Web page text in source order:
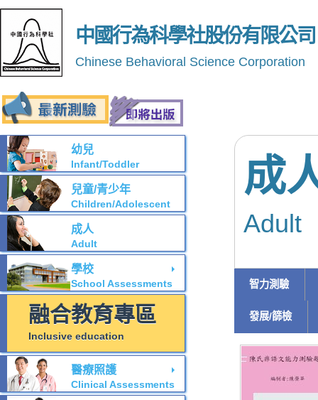
中國行為科學社股份有限公司
Chinese Behavioral Science Corporation
成
Adult
智力測驗
發展/篩檢
幼兒
Infant/Toddler
兒童/青少年
Children/Adolescent
成人
Adult
學校
School Assessments
融合教育專區
Inclusive education
醫療照護
Clinical Assessments